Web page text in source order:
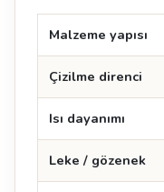
Malzeme yapısı
Çizilme direnci
Isı dayanımı
Leke / gözenek